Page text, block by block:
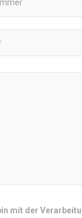
mit der